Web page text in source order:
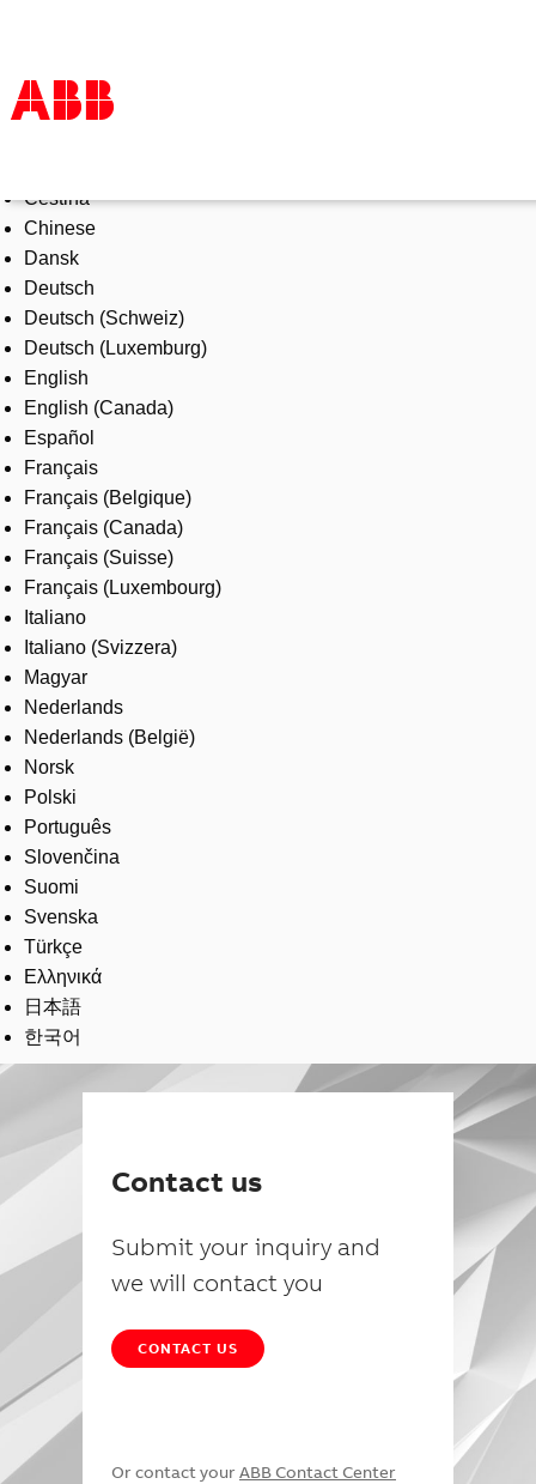
Products & Solutions
Industries
Services
About us
Where to buy
Contact us
Careers
Čeština
Chinese
Dansk
Deutsch
Deutsch (Schweiz)
Deutsch (Luxemburg)
English
English (Canada)
Español
Français
Français (Belgique)
Français (Canada)
Français (Suisse)
Français (Luxembourg)
Italiano
Italiano (Svizzera)
Magyar
Nederlands
Nederlands (België)
Norsk
Polski
Português
Slovenčina
Suomi
Svenska
Türkçe
Ελληνικά
日本語
한국어
Contact us
Submit your inquiry and
we will contact you
CONTACT US
Or contact your ABB Contact Center